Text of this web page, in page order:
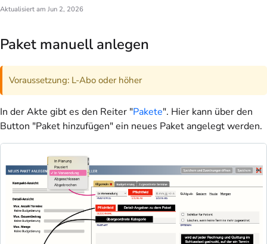
Aktualisiert am Jun 2, 2026
Paket manuell anlegen
Voraussetzung: L-Abo oder höher
In der Akte gibt es den Reiter "Pakete". Hier kann über den
Button "Paket hinzufügen" ein neues Paket angelegt werden.